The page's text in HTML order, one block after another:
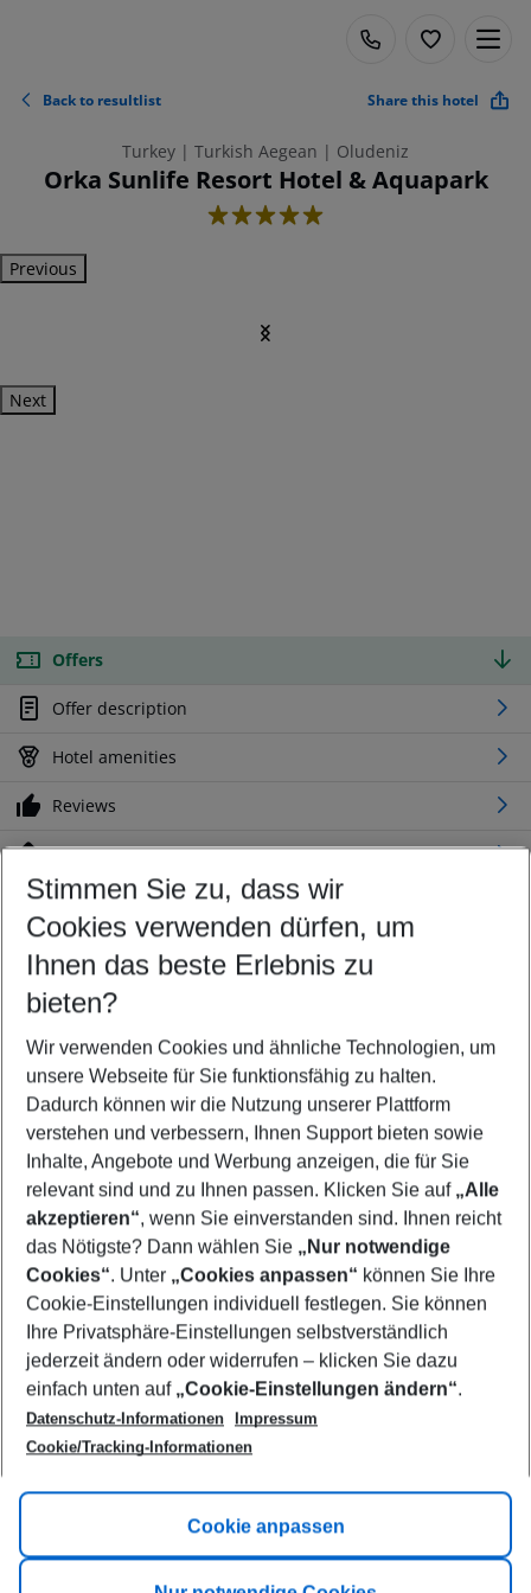
Back to resultlist Share this hotel
Turkey | Turkish Aegean | Oludeniz
Orka Sunlife Resort Hotel & Aquapark
5
Previous
Next
Offers
Offer description
Hotel amenities
Reviews
Location
Customize your offer
Find the perfect deal which suits your best
Your departure airport
Any airport
Select your date range
08/08/26–06/08/27 5-8 nights
Who will travel
2 adults No children
Show more filter
Footer
Footer navigation
Title A
Link A
Stimmen Sie zu, dass wir
Cookies verwenden dürfen, um
Ihnen das beste Erlebnis zu
bieten?
Wir verwenden Cookies und ähnliche Technologien, um
unsere Webseite für Sie funktionsfähig zu halten.
Dadurch können wir die Nutzung unserer Plattform
verstehen und verbessern, Ihnen Support bieten sowie
Inhalte, Angebote und Werbung anzeigen, die für Sie
relevant sind und zu Ihnen passen. Klicken Sie auf „Alle
akzeptieren“, wenn Sie einverstanden sind. Ihnen reicht
das Nötigste? Dann wählen Sie „Nur notwendige
Cookies“. Unter „Cookies anpassen“ können Sie Ihre
Cookie-Einstellungen individuell festlegen. Sie können
Ihre Privatsphäre-Einstellungen selbstverständlich
jederzeit ändern oder widerrufen – klicken Sie dazu
einfach unten auf „Cookie-Einstellungen ändern“.
Datenschutz-Informationen
Impressum
Cookie/Tracking-Informationen
Cookie anpassen